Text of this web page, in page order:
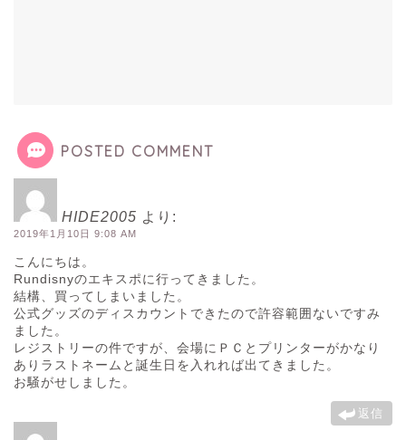
POSTED COMMENT
HIDE2005 より:
2019年1月10日 9:08 AM
こんにちは。
Rundisnyのエキスポに行ってきました。
結構、買ってしまいました。
公式グッズのディスカウントできたので許容範囲ないですみ
ました。
レジストリーの件ですが、会場にＰＣとプリンターがかなり
ありラストネームと誕生日を入れれば出てきました。
お騒がせしました。
返信